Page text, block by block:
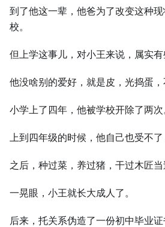
到了他这一辈，他爸为了改变这种
校。
但上学这事儿，对小王来说，属实有
他没啥别的爱好，就是皮，光捣蛋，
小学上了四年，他被学校开除了两次
上到四年级的时候，他自己也受不了
之后，种过菜，养过猪，干过木匠当
一晃眼，小王就长大成人了。
后来，托关系伪造了一份初中毕业